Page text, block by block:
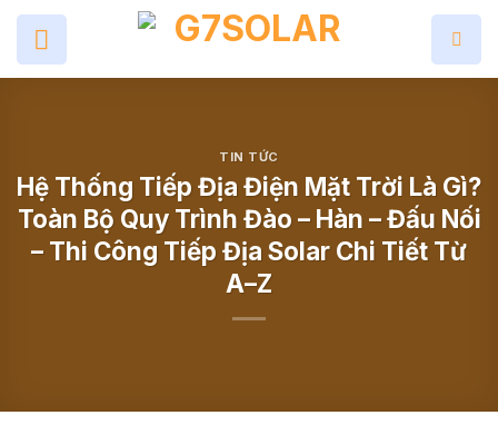
Skip
content
TIN TỨC
Hệ Thống Tiếp Địa Điện Mặt Trời Là Gì?
Toàn Bộ Quy Trình Đào – Hàn – Đấu Nối
– Thi Công Tiếp Địa Solar Chi Tiết Từ
A–Z